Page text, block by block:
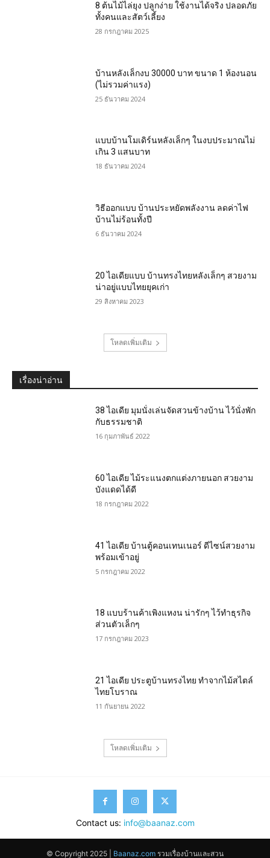
8 ต้นไม้ไล่ยุง ปลูกง่าย ใช้งานได้จริง ปลอดภัย
ทั้งคนและสัตว์เลี้ยง
28 กรกฎาคม 2025
บ้านหลังเล็กงบ 30000 บาท ขนาด 1 ห้องนอน
(ไม่รวมค่าแรง)
25 ธันวาคม 2024
แบบบ้านโมเดิร์นหลังเล็กๆ ในงบประมาณไม่
เกิน 3 แสนบาท
18 ธันวาคม 2024
วิธีออกแบบ บ้านประหยัดพลังงาน ลดค่าไฟ
บ้านไม่ร้อนทั้งปี
6 ธันวาคม 2024
20 ไอเดียแบบ บ้านทรงไทยหลังเล็กๆ สวยงาม
น่าอยู่แบบไทยยุคเก่า
29 สิงหาคม 2023
โหลดเพิ่มเติม
เรื่องน่าอ่าน
38 ไอเดีย มุมนั่งเล่นจัดสวนข้างบ้าน ไว้นั่งพัก
กับธรรมชาติ
16 กุมภาพันธ์ 2022
60 ไอเดีย ไม้ระแนงตกแต่งภายนอก สวยงาม
บังแดดได้ดี
18 กรกฎาคม 2022
41 ไอเดีย บ้านตู้คอนเทนเนอร์ ดีไซน์สวยงาม
พร้อมเข้าอยู่
5 กรกฎาคม 2022
18 แบบร้านค้าเพิงแหงน น่ารักๆ ไว้ทำธุรกิจ
ส่วนตัวเล็กๆ
17 กรกฎาคม 2023
21 ไอเดีย ประตูบ้านทรงไทย ทำจากไม้สไตล์
ไทยโบราณ
11 กันยายน 2022
โหลดเพิ่มเติม
Contact us: info@baanaz.com
© Copyright 2025 | Baanaz.com รวมเรื่องบ้านและสวน